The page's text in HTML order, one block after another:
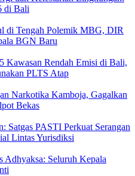
di Bali
di Tengah Polemik MBG, DIR
BGN Baru
Kawasan Rendah Emisi di Bali,
PLTS Atap
Narkotika Kamboja, Gagalkan
Bekas
Satgas PASTI Perkuat Serangan
Lintas Yurisdiksi
Adhyaksa: Seluruh Kepala